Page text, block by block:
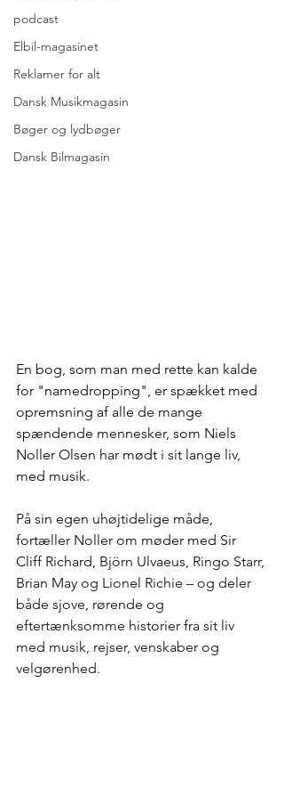
podcast
Elbil-magasinet
Reklamer for alt
Dansk Musikmagasin
Bøger og lydbøger
Dansk Bilmagasin
En bog, som man med rette kan kalde
for "namedropping", er spækket med
opremsning af alle de mange
spændende mennesker, som Niels
Noller Olsen har mødt i sit lange liv,
med musik.
På sin egen uhøjtidelige måde,
fortæller Noller om møder med Sir
Cliff Richard, Björn Ulvaeus, Ringo Starr,
Brian May og Lionel Richie – og deler
både sjove, rørende og
eftertænksomme historier fra sit liv
med musik, rejser, venskaber og
velgørenhed.